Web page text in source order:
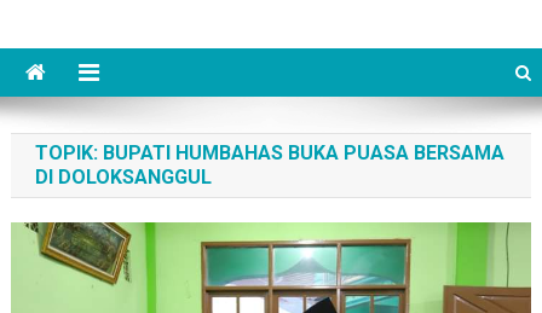
TOPIK: BUPATI HUMBAHAS BUKA PUASA BERSAMA
DI DOLOKSANGGUL